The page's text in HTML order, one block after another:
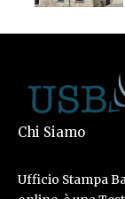
Chi Siamo
Ufficio Stampa